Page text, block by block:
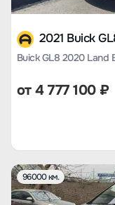
2021 Buick
Buick GL8 2020 Land
от4 777 100₽
96000 км.